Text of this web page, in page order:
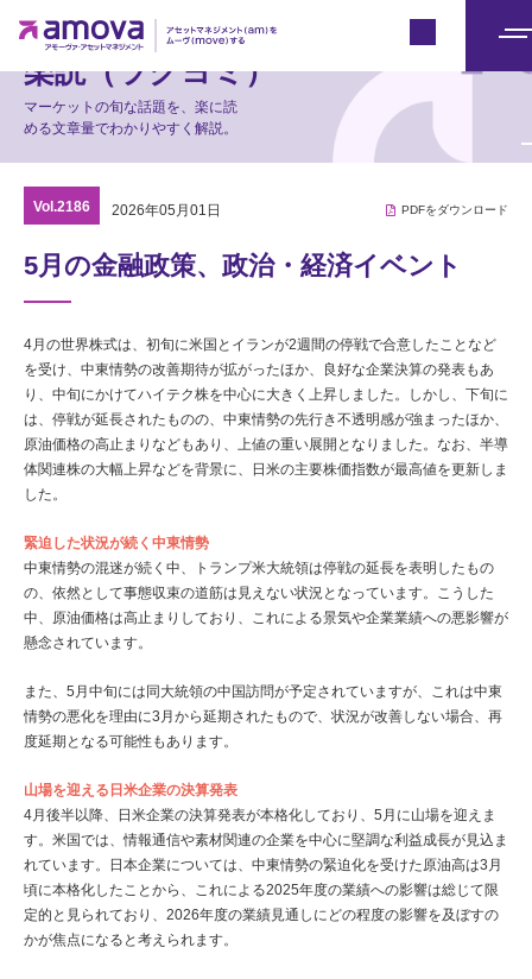
楽読（ラクヨミ）
マーケットの旬な話題を、楽に読
める文章量でわかりやすく解説。
Vol.2186 2026年05月01日 PDFをダウンロード
5月の金融政策、政治・経済イベント
4月の世界株式は、初旬に米国とイランが2週間の停戦で合意したことなど
を受け、中東情勢の改善期待が拡がったほか、良好な企業決算の発表もあ
り、中旬にかけてハイテク株を中心に大きく上昇しました。しかし、下旬に
は、停戦が延長されたものの、中東情勢の先行き不透明感が強まったほか、
原油価格の高止まりなどもあり、上値の重い展開となりました。なお、半導
体関連株の大幅上昇などを背景に、日米の主要株価指数が最高値を更新しま
した。
緊迫した状況が続く中東情勢
中東情勢の混迷が続く中、トランプ米大統領は停戦の延長を表明したもの
の、依然として事態収束の道筋は見えない状況となっています。こうした
中、原油価格は高止まりしており、これによる景気や企業業績への悪影響が
懸念されています。
また、5月中旬には同大統領の中国訪問が予定されていますが、これは中東
情勢の悪化を理由に3月から延期されたもので、状況が改善しない場合、再
度延期となる可能性もあります。
山場を迎える日米企業の決算発表
4月後半以降、日米企業の決算発表が本格化しており、5月に山場を迎えま
す。米国では、情報通信や素材関連の企業を中心に堅調な利益成長が見込ま
れています。日本企業については、中東情勢の緊迫化を受けた原油高は3月
頃に本格化したことから、これによる2025年度の業績への影響は総じて限
定的と見られており、2026年度の業績見通しにどの程度の影響を及ぼすの
かが焦点になると考えられます。